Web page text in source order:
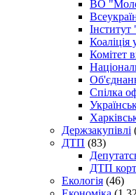
ВО
Інститут
Коаліція
Комітет
Спілка
Держзакупівлі
ДТП (83)
ДТП
Екологія (46)